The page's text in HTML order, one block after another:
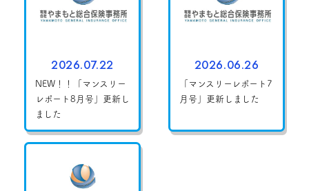
2026.07.22
NEW！！「マンスリー
レポート8月号」更新し
ました
2026.06.26
「マンスリーレポート7
月号」更新しました